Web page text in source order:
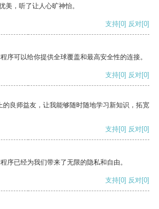
美，听了让人心旷神怡。
支持[0] 反对[0]
序可以给你提供全球覆盖和最高安全性的连接。
支持[0] 反对[0]
的良师益友，让我能够随时随地学习新知识，拓宽
支持[0] 反对[0]
序已经为我们带来了无限的隐私和自由。
支持[0] 反对[0]